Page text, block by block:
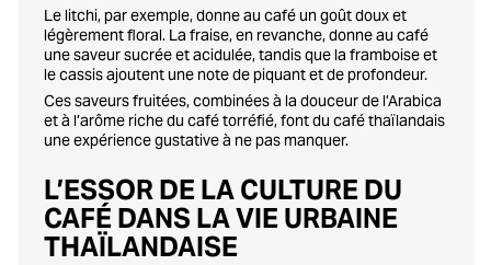
Le litchi, par exemple, donne au café un goût doux et
légèrement floral. La fraise, en revanche, donne au café
une saveur sucrée et acidulée, tandis que la framboise et
le cassis ajoutent une note de piquant et de profondeur.
Ces saveurs fruitées, combinées à la douceur de l’Arabica
et à l’arôme riche du café torréfié, font du café thaïlandais
une expérience gustative à ne pas manquer.
L’ESSOR DE LA CULTURE DU
CAFÉ DANS LA VIE URBAINE
THAÏLANDAISE